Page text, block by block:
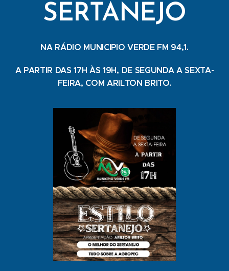
SERTANEJO
NA RÁDIO MUNICIPIO VERDE FM 94,1.
A PARTIR DAS 17H ÀS 19H, DE SEGUNDA A SEXTA-
FEIRA, COM ARILTON BRITO.